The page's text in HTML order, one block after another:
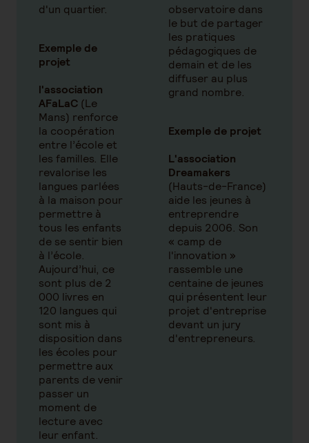
d'un quartier.
Exemple de
projet
l'association
AFaLaC (Le
Mans) renforce
la coopération
entre l’école et
les familles. Elle
revalorise les
langues parlées
à la maison pour
permettre à
tous les enfants
de se sentir bien
à l’école.
Aujourd’hui, ce
sont plus de 2
000 livres en
120 langues qui
sont mis à
disposition dans
les écoles pour
permettre aux
parents de venir
passer un
moment de
lecture avec
leur enfant.
observatoire dans
le but de partager
les pratiques
pédagogiques de
demain et de les
diffuser au plus
grand nombre.
Exemple de projet
L'association
Dreamakers
(Hauts-de-France)
aide les jeunes à
entreprendre
depuis 2006. Son
« camp de
l'innovation »
rassemble une
centaine de jeunes
qui présentent leur
projet d'entreprise
devant un jury
d'entrepreneurs.